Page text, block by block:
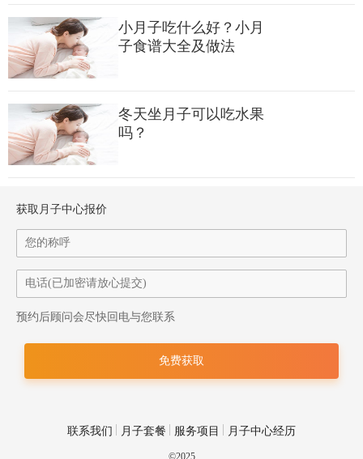
但是哺乳期能过量食用黄芪，因为药性会打破体内缓解平衡
状态，食用过量会出现头晕、睡眠质量下降等症状，一般情况下
产后都会有气血亏损的症状，所有大多数妈妈是可以食用的，但
用温补的黄芪。
小月子吃什么好？小月
子食谱大全及做法
冬天坐月子可以吃水果
吗？
获取月子中心报价
预约后顾问会尽快回电与您联系
联系我们 月子套餐 服务项目 月子中心经历
©2025